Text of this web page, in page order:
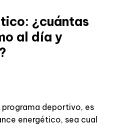
¿cuántas
al día y
deportivo, es
energético, sea cual